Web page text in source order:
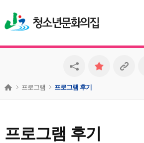
청소년문화의집
프로그램 후기
프로그램 프로그램 후기